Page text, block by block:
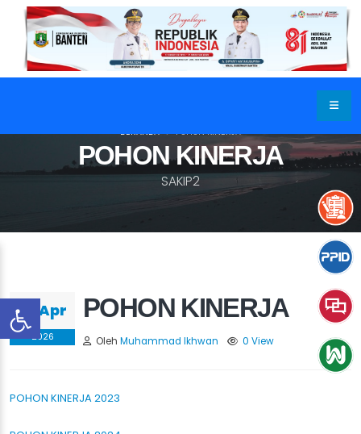
POHON KINERJA
SAKIP2
BERANDA POHON KINERJA
06 Apr
2026
POHON KINERJA
Oleh Muhammad Ikhwan 0 View
POHON KINERJA 2023